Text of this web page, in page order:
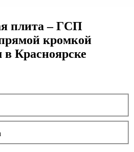
плита – ГСП
кромкой
в Красноярске